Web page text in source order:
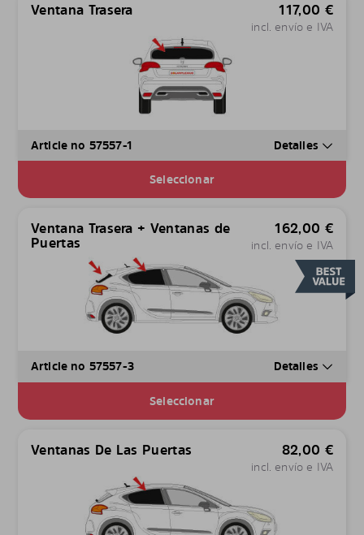
Ventana Trasera 117,00 €
incl. envío e IVA
Article no 57557-1 Detalles
Seleccionar
Ventana Trasera + Ventanas de
Puertas
162,00 €
incl. envío e IVA
Article no 57557-3 Detalles
Seleccionar
Ventanas De Las Puertas 82,00 €
incl. envío e IVA